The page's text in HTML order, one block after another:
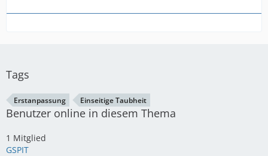
Tags
Erstanpassung Einseitige Taubheit
Benutzer online in diesem Thema
1 Mitglied
GSPIT